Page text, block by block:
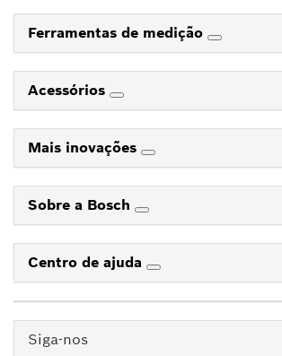
Ferramentas de medição
Acessórios
Mais inovações
Sobre a Bosch
Centro de ajuda
Siga-nos